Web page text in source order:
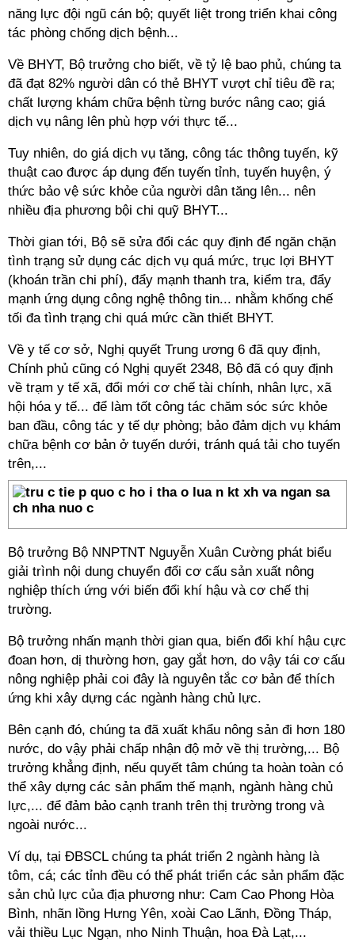
năng lực đội ngũ cán bộ; quyết liệt trong triển khai công
tác phòng chống dịch bệnh...
Về BHYT, Bộ trưởng cho biết, về tỷ lệ bao phủ, chúng ta
đã đạt 82% người dân có thẻ BHYT vượt chỉ tiêu đề ra;
chất lượng khám chữa bệnh từng bước nâng cao; giá
dịch vụ nâng lên phù hợp với thực tế...
Tuy nhiên, do giá dịch vụ tăng, công tác thông tuyến, kỹ
thuật cao được áp dụng đến tuyến tỉnh, tuyến huyện, ý
thức bảo vệ sức khỏe của người dân tăng lên... nên
nhiều địa phương bội chi quỹ BHYT...
Thời gian tới, Bộ sẽ sửa đổi các quy định để ngăn chặn
tình trạng sử dụng các dịch vụ quá mức, trục lợi BHYT
(khoán trần chi phí), đẩy mạnh thanh tra, kiểm tra, đẩy
mạnh ứng dụng công nghệ thông tin... nhằm khống chế
tối đa tình trạng chi quá mức cần thiết BHYT.
Về y tế cơ sở, Nghị quyết Trung ương 6 đã quy định,
Chính phủ cũng có Nghị quyết 2348, Bộ đã có quy định
về trạm y tế xã, đổi mới cơ chế tài chính, nhân lực, xã
hội hóa y tế... để làm tốt công tác chăm sóc sức khỏe
ban đầu, công tác y tế dự phòng; bảo đảm dịch vụ khám
chữa bệnh cơ bản ở tuyến dưới, tránh quá tải cho tuyến
trên,...
Bộ trưởng Bộ NNPTNT Nguyễn Xuân Cường phát biểu
giải trình nội dung chuyển đổi cơ cấu sản xuất nông
nghiệp thích ứng với biến đổi khí hậu và cơ chế thị
trường.
Bộ trưởng nhấn mạnh thời gian qua, biến đổi khí hậu cực
đoan hơn, dị thường hơn, gay gắt hơn, do vậy tái cơ cấu
nông nghiệp phải coi đây là nguyên tắc cơ bản để thích
ứng khi xây dựng các ngành hàng chủ lực.
Bên cạnh đó, chúng ta đã xuất khẩu nông sản đi hơn 180
nước, do vậy phải chấp nhận độ mở về thị trường,... Bộ
trưởng khẳng định, nếu quyết tâm chúng ta hoàn toàn có
thể xây dựng các sản phẩm thế mạnh, ngành hàng chủ
lực,... để đảm bảo cạnh tranh trên thị trường trong và
ngoài nước...
Ví dụ, tại ĐBSCL chúng ta phát triển 2 ngành hàng là
tôm, cá; các tỉnh đều có thể phát triển các sản phẩm đặc
sản chủ lực của địa phương như: Cam Cao Phong Hòa
Bình, nhãn lồng Hưng Yên, xoài Cao Lãnh, Đồng Tháp,
vải thiều Lục Ngạn, nho Ninh Thuận, hoa Đà Lạt,...